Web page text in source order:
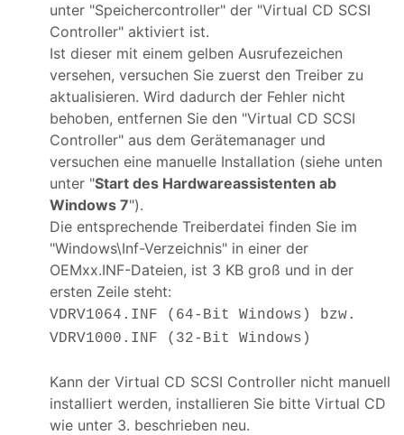
unter "Speichercontroller" der "Virtual CD SCSI
Controller" aktiviert ist.
Ist dieser mit einem gelben Ausrufezeichen
versehen, versuchen Sie zuerst den Treiber zu
aktualisieren. Wird dadurch der Fehler nicht
behoben, entfernen Sie den "Virtual CD SCSI
Controller" aus dem Gerätemanager und
versuchen eine manuelle Installation (siehe unten
unter "Start des Hardwareassistenten ab
Windows 7").
Die entsprechende Treiberdatei finden Sie im
"Windows\Inf-Verzeichnis" in einer der
OEMxx.INF-Dateien, ist 3 KB groß und in der
ersten Zeile steht:
VDRV1064.INF (64-Bit Windows) bzw.
VDRV1000.INF (32-Bit Windows)
Kann der Virtual CD SCSI Controller nicht manuell
installiert werden, installieren Sie bitte Virtual CD
wie unter 3. beschrieben neu.